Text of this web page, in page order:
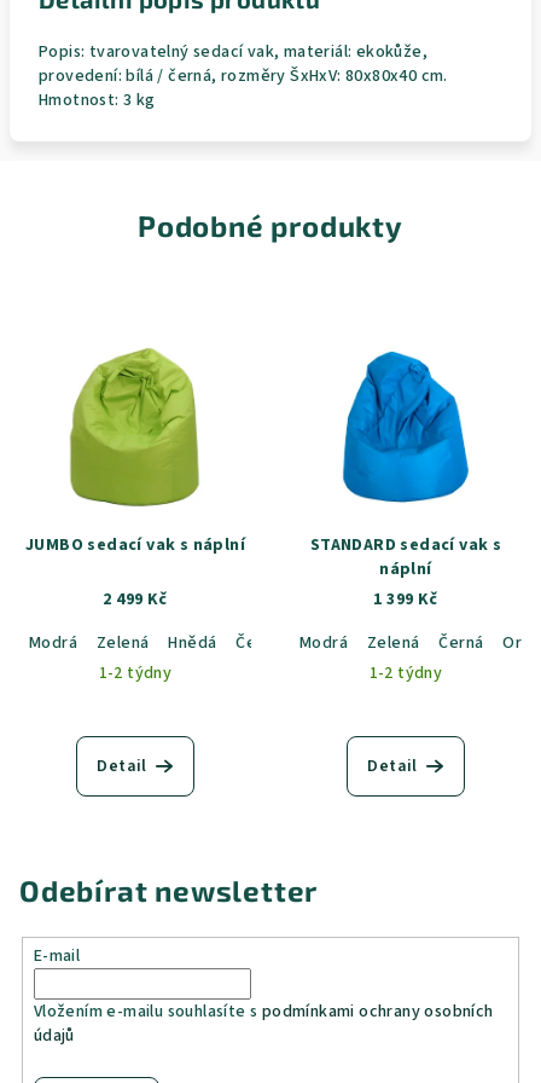
Popis: tvarovatelný sedací vak, materiál: ekokůže,
provedení: bílá / černá, rozměry ŠxHxV: 80x80x40 cm.
Hmotnost: 3 kg
Podobné produkty
JUMBO sedací vak s náplní
2 499 Kč
Modrá
Zelená Hnědá Černá
Oranžová
1-2 týdny
Detail
STANDARD sedací vak s
náplní
1 399 Kč
Modrá
Zelená Černá
1-2 týdny
Detail
Odebírat newsletter
E-mail
Vložením e-mailu souhlasíte s podmínkami ochrany osobních
údajů